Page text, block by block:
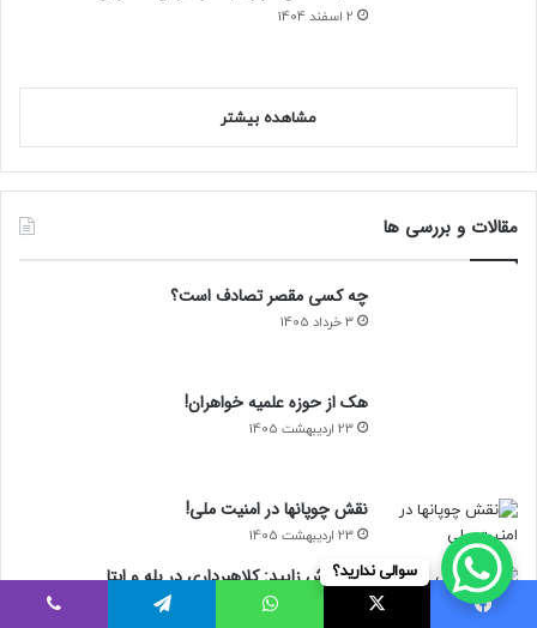
2 اسفند 1404
مشاهده بیشتر
مقالات و بررسی ها
چه کسی مقصر تصادف است؟
3 خرداد 1405
هک از حوزه علمیه خواهران!
23 اردیبهشت 1405
نقش چوپانها در امنیت ملی!
23 اردیبهشت 1405
کوه موش زایید: کلاهبرداری در بله و ایتاسوالی ندارید؟